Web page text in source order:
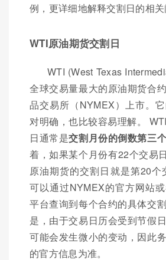
例，更详细地解释交割日的相关
WTI原油期货交割日
WTI (West Texas
全球交易量最大的原油期货合
品交易所（NYMEX）上市。
对明确，也比较容易理解。
日通常是交割月份的倒数第三
着，如果某个月份有22个交易
原油期货的交割日就是第20个
可以通过NYMEX的官方网站
平台查询到每个合约的具体交
是，由于交易日历会受到节假
可能会发生微小的变动，因此
的官方信息为准。